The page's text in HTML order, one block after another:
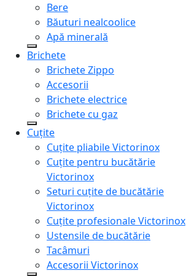
Bere
Băuturi nealcoolice
Apă minerală
Brichete
Brichete Zippo
Accesorii
Brichete electrice
Brichete cu gaz
Cuțite
Cuțite pliabile Victorinox
Cuțite pentru bucătărie
Victorinox
Seturi cuțite de bucătărie
Victorinox
Cuțite profesionale Victorinox
Ustensile de bucătărie
Tacâmuri
Accesorii Victorinox